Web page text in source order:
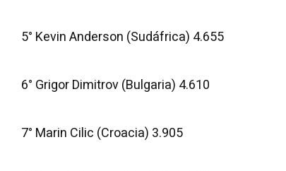
5° Kevin Anderson (Sudáfrica) 4.655
6° Grigor Dimitrov (Bulgaria) 4.610
7° Marin Cilic (Croacia) 3.905